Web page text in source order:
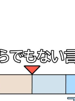
レポート・就活・
の使い方も紹介！
やり取りの言い
ジネスやメール